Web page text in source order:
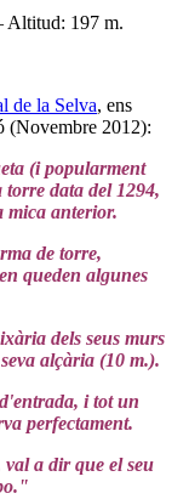
Altitud: 197 m.
de la Selva, ens
(Novembre 2012):
(i popularment
torre data del 1294,
mica anterior.
de torre,
queden algunes
dels seus murs
alçària (10 m.).
i tot un
perfectament.
val a dir que el seu